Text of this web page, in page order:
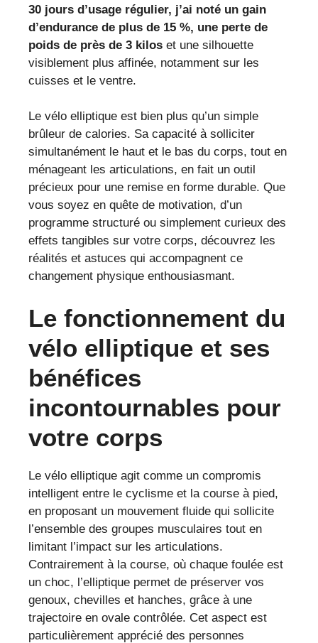
30 jours d’usage régulier, j’ai noté un gain
d’endurance de plus de 15 %, une perte de
poids de près de 3 kilos et une silhouette
visiblement plus affinée, notamment sur les
cuisses et le ventre.
Le vélo elliptique est bien plus qu’un simple
brûleur de calories. Sa capacité à solliciter
simultanément le haut et le bas du corps, tout en
ménageant les articulations, en fait un outil
précieux pour une remise en forme durable. Que
vous soyez en quête de motivation, d’un
programme structuré ou simplement curieux des
effets tangibles sur votre corps, découvrez les
réalités et astuces qui accompagnent ce
changement physique enthousiasmant.
Le fonctionnement du
vélo elliptique et ses
bénéfices
incontournables pour
votre corps
Le vélo elliptique agit comme un compromis
intelligent entre le cyclisme et la course à pied,
en proposant un mouvement fluide qui sollicite
l’ensemble des groupes musculaires tout en
limitant l’impact sur les articulations.
Contrairement à la course, où chaque foulée est
un choc, l’elliptique permet de préserver vos
genoux, chevilles et hanches, grâce à une
trajectoire en ovale contrôlée. Cet aspect est
particulièrement apprécié des personnes